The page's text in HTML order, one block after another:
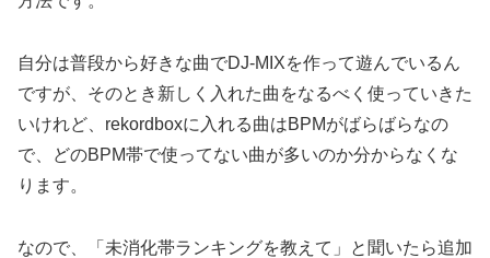
自分は普段から好きな曲でDJ-MIXを作って遊んでいるん
ですが、そのとき新しく入れた曲をなるべく使っていきた
いけれど、rekordboxに入れる曲はBPMがばらばらなの
で、どのBPM帯で使ってない曲が多いのか分からなくな
ります。
なので、「未消化帯ランキングを教えて」と聞いたら追加